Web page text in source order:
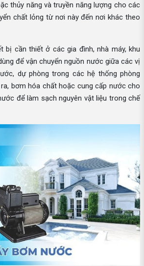
thủy năng và truyền năng lượng cho các
chất lỏng từ nơi này đến nơi khác theo
bị cần thiết ở các gia đình, nhà máy, khu
để vận chuyển nguồn nước giữa các vị
dự phòng trong các hệ thống phòng
bơm hóa chất hoặc cung cấp nước cho
để làm sạch nguyên vật liệu trong chế